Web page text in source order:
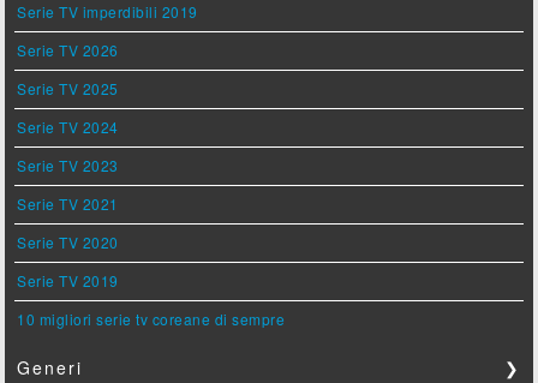
Serie TV imperdibili 2019
Serie TV 2026
Serie TV 2025
Serie TV 2024
Serie TV 2023
Serie TV 2021
Serie TV 2020
Serie TV 2019
10 migliori serie tv coreane di sempre
Generi ❯